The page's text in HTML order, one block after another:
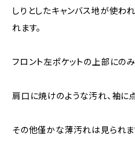
しりとしたキャンバス地が使わ
れます。
フロント左ポケットの上部にの
肩口に焼けのような汚れ、袖に
その他僅かな薄汚れは見られま